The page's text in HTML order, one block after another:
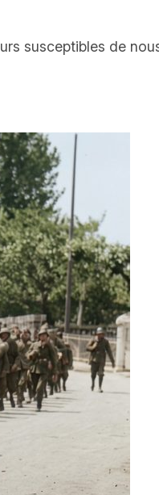
susceptibles de